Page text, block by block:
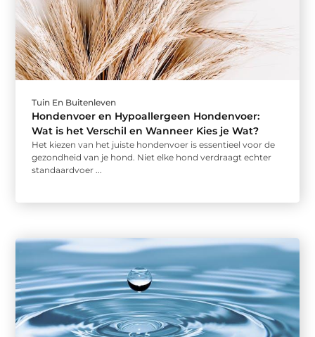
Tuin En Buitenleven
Hondenvoer en Hypoallergeen Hondenvoer:
Wat is het Verschil en Wanneer Kies je Wat?
Het kiezen van het juiste hondenvoer is essentieel voor de
gezondheid van je hond. Niet elke hond verdraagt echter
standaardvoer ...